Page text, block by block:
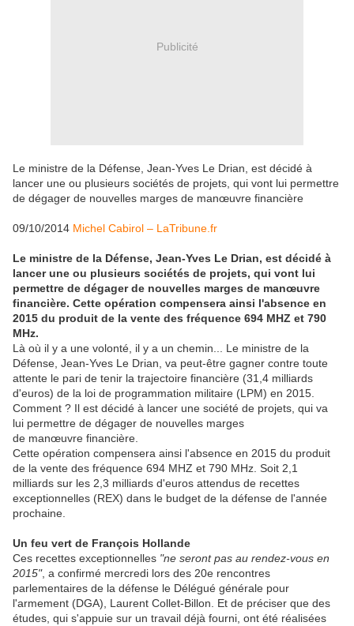
Publicité
Le ministre de la Défense, Jean-Yves Le Drian, est décidé à
lancer une ou plusieurs sociétés de projets, qui vont lui permettre
de dégager de nouvelles marges de manœuvre financière
09/10/2014 Michel Cabirol – LaTribune.fr
Le ministre de la Défense, Jean-Yves Le Drian, est décidé à
lancer une ou plusieurs sociétés de projets, qui vont lui
permettre de dégager de nouvelles marges de manœuvre
financière. Cette opération compensera ainsi l'absence en
2015 du produit de la vente des fréquence 694 MHZ et 790
MHz.
Là où il y a une volonté, il y a un chemin... Le ministre de la
Défense, Jean-Yves Le Drian, va peut-être gagner contre toute
attente le pari de tenir la trajectoire financière (31,4 milliards
d'euros) de la loi de programmation militaire (LPM) en 2015.
Comment ? Il est décidé à lancer une société de projets, qui va
lui permettre de dégager de nouvelles marges
de manœuvre financière.
Cette opération compensera ainsi l'absence en 2015 du produit
de la vente des fréquence 694 MHZ et 790 MHz. Soit 2,1
milliards sur les 2,3 milliards d'euros attendus de recettes
exceptionnelles (REX) dans le budget de la défense de l'année
prochaine.
Un feu vert de François Hollande
Ces recettes exceptionnelles "ne seront pas au rendez-vous en
2015", a confirmé mercredi lors des 20e rencontres
parlementaires de la défense le Délégué générale pour
l'armement (DGA), Laurent Collet-Billon. Et de préciser que des
études, qui s'appuie sur un travail déjà fourni, ont été réalisées